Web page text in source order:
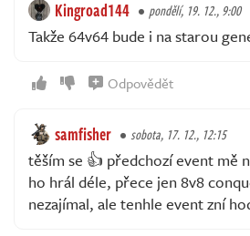
Kingroad144 pondělí, 19. 12., 9:00
Takže 64v64 bude i na starou
Odpovědět
samfisher sobota, 17. 12., 12:15
těším se 👍 předchozí event mě
ho hrál déle, přece jen 8v8
nezajímal, ale tenhle event zní